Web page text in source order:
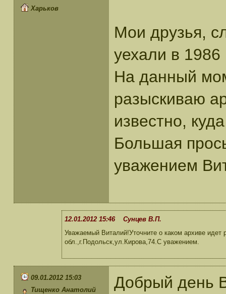
Харьков
Мои друзья,
уехали в 1986
На данный
разыскиваю
известно,
Большая
уважением
12.01.2012 15:46 Сунцев В.П.
Уважаемый Виталий!Уточните о каком архиве
обл.,г.Подольск,ул.Кирова,74.С уважением.
09.01.2012 15:03
Тищенко Анатолий
Добрый день